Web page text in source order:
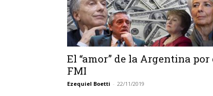
El “amor” de la Argentina por
FMI
Ezequiel Boetti - 22/11/2019